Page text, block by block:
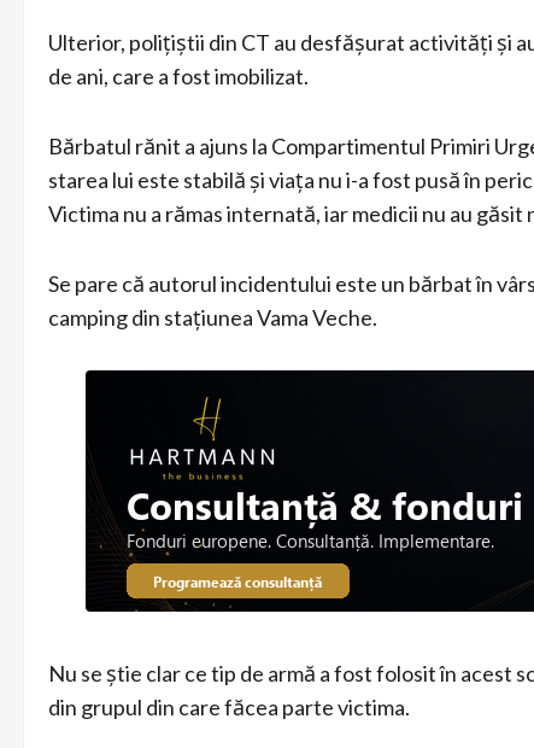
Ulterior, polițiștii din CT au desfășurat activități și
de ani, care a fost imobilizat.
Bărbatul rănit a ajuns la Compartimentul Primiri
starea lui este stabilă și viața nu i-a fost pusă în
Victima nu a rămas internată, iar medicii nu au
Se pare că autorul incidentului este un bărbat în
camping din stațiunea Vama Veche.
Nu se știe clar ce tip de armă a fost folosit în acest
din grupul din care făcea parte victima.